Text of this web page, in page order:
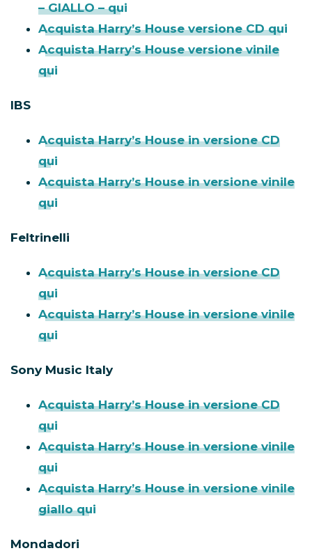
– GIALLO – qui
Acquista Harry’s House versione CD qui
Acquista Harry’s House versione vinile
qui
IBS
Acquista Harry’s House in versione CD
qui
Acquista Harry’s House in versione vinile
qui
Feltrinelli
Acquista Harry’s House in versione CD
qui
Acquista Harry’s House in versione vinile
qui
Sony Music Italy
Acquista Harry’s House in versione CD
qui
Acquista Harry’s House in versione vinile
qui
Acquista Harry’s House in versione vinile
giallo qui
Mondadori